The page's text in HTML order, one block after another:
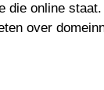
die online
over